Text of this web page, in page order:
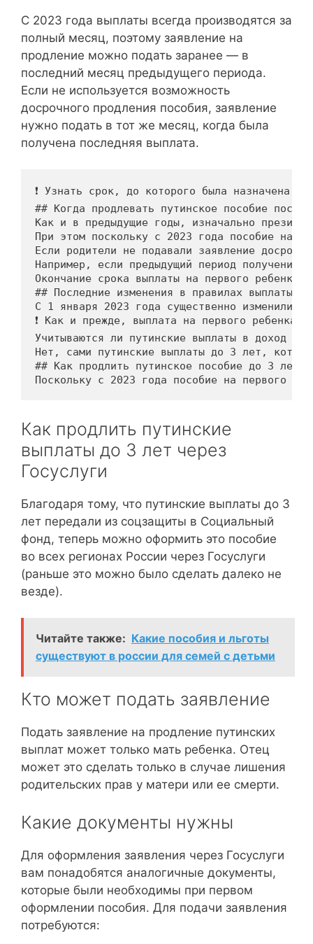
С 2023 года выплаты всегда производятся за
полный месяц, поэтому заявление на
продление можно подать заранее — в
последний месяц предыдущего периода.
Если не используется возможность
досрочного продления пособия, заявление
нужно подать в тот же месяц, когда была
получена последняя выплата.
❗ Узнать срок, до которого была назначена
## Когда продлевать путинское пособие
Как и в предыдущие годы, изначально
При этом поскольку с 2023 года пособие
Если родители не подавали заявление
Например, если предыдущий период
Окончание срока выплаты на первого
## Последние изменения в правилах выплаты
С 1 января 2023 года существенно
❗ Как и прежде, выплата на первого ребенка
Учитываются ли путинские выплаты в доход
Нет, сами путинские выплаты до 3 лет,
## Как продлить путинское пособие до 3 лет
Поскольку с 2023 года пособие на первого
Как продлить путинские
выплаты до 3 лет через
Госуслуги
Благодаря тому, что путинские выплаты до 3
лет передали из соцзащиты в Социальный
фонд, теперь можно оформить это пособие
во всех регионах России через Госуслуги
(раньше это можно было сделать далеко не
везде).
Читайте также: Какие пособия и льготы
существуют в россии для семей с детьми
Кто может подать заявление
Подать заявление на продление путинских
выплат может только мать ребенка. Отец
может это сделать только в случае лишения
родительских прав у матери или ее смерти.
Какие документы нужны
Для оформления заявления через Госуслуги
вам понадобятся аналогичные документы,
которые были необходимы при первом
оформлении пособия. Для подачи заявления
потребуются: